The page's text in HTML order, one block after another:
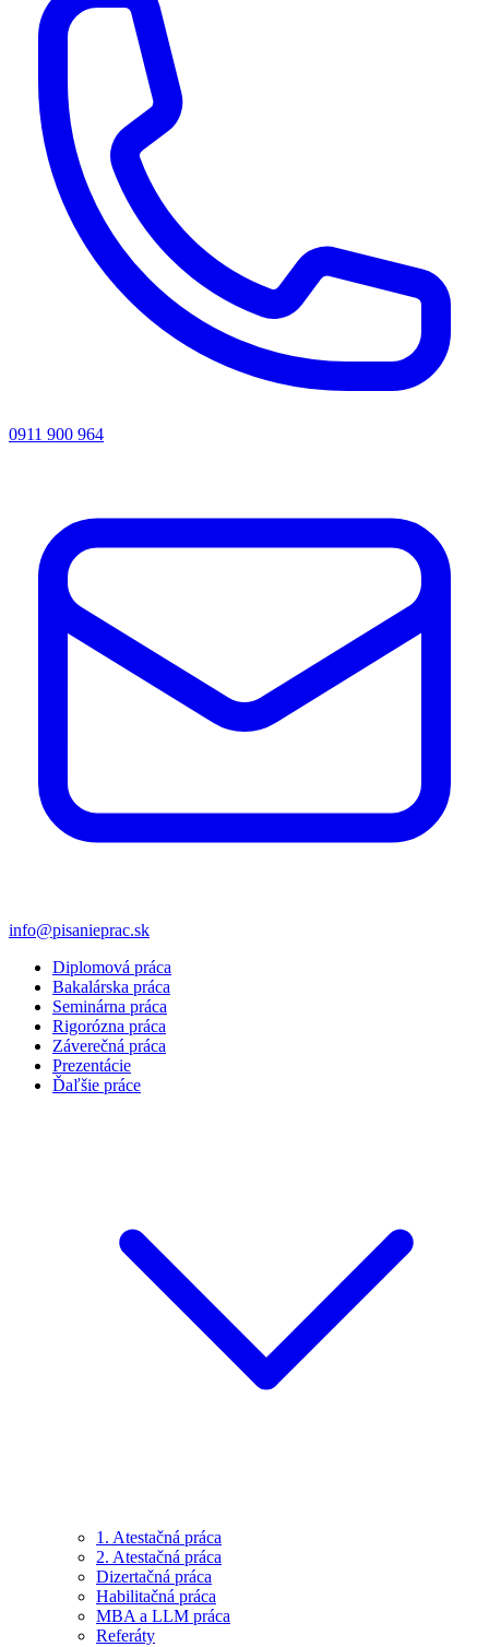
0911 900 964
info@pisanieprac.sk
Diplomová práca
Bakalárska práca
Seminárna práca
Rigorózna práca
Záverečná práca
Prezentácie
Ďaľšie práce
1. Atestačná práca
2. Atestačná práca
Dizertačná práca
Habilitačná práca
MBA a LLM práca
Referáty